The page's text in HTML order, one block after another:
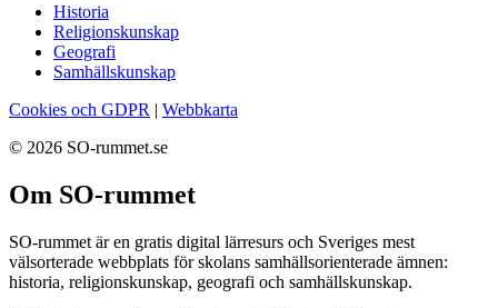
Historia
Religionskunskap
Geografi
Samhällskunskap
Cookies och GDPR | Webbkarta
© 2026 SO-rummet.se
Om SO-rummet
SO-rummet är en gratis digital lärresurs och Sveriges mest
välsorterade webbplats för skolans samhällsorienterade ämnen:
historia, religionskunskap, geografi och samhällskunskap.